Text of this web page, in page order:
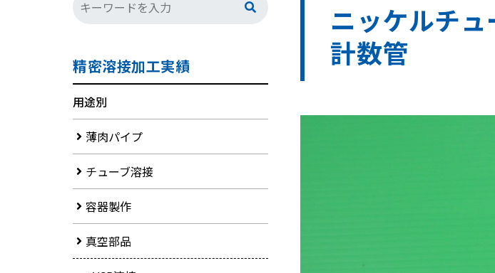
ニッケルチ
計数管
精密溶接加工実績
用途別
薄肉パイプ
チューブ溶接
容器製作
真空部品